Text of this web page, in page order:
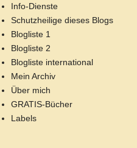
Info-Dienste
Schutzheilige dieses Blogs
Blogliste 1
Blogliste 2
Blogliste international
Mein Archiv
Über mich
GRATIS-Bücher
Labels